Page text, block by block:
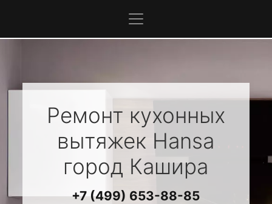
Ремонт кухонных
вытяжек Hansa
город Кашира
+7 (499) 653-88-85